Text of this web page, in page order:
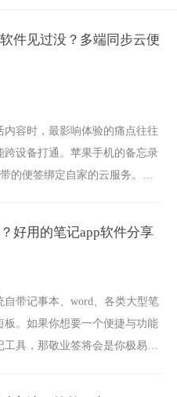
件见过没？多端同步云便
容时，最影响体验的痛点往往
设备打通。苹果手机的备忘录
的便签绑定自家的云服务。而
好用的笔记app软件分享
带记事本、word、各类大型笔
。如果你想要一个便捷与功能
具，那敬业签将会是你极易上